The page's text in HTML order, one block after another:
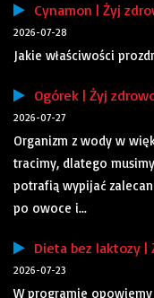
Cynamon | Żyj
2026-07-28
Jakie właściwości
Ogórek | Żyj
2026-07-27
Organizm z wody w
tracimy, dlatego
potrafią wypijać
po owoce i...
Dieta bez laktozy |
2026-07-23
W programie